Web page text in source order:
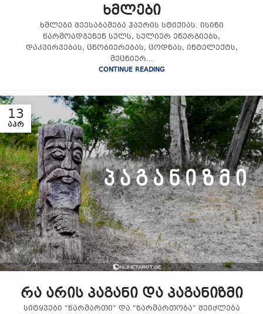
ხმლები
ხმლები შეესაბამება ჰაერის სტიქიას. ისინი
წარმოადგენენ სულს, სულიერ ენერგიებს,
დაკვირვებას, ცნობიერებას, ცოდნას, ინტელექტს,
მეცნიერ...
CONTINUE READING
13
ᲐᲞᲠ
რა არის პაგანი და პაგანიზმი
სიტყვები "წარმართი" და "წარმართობა" შეიძლება